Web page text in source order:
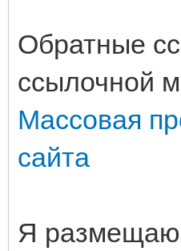
Обратные
ссылочной
Массовая
сайта
Я размещаю